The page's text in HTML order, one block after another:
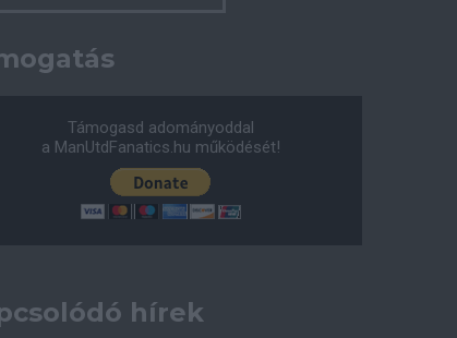
Támogasd adományoddal
a ManUtdFanatics.hu működését!
hírek